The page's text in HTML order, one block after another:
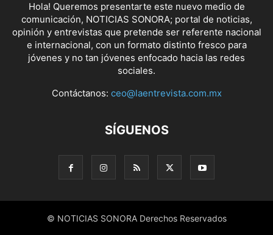
Hola! Queremos presentarte este nuevo medio de
comunicación, NOTICIAS SONORA; portal de noticias,
opinión y entrevistas que pretende ser referente nacional
e internacional, con un formato distinto fresco para
jóvenes y no tan jóvenes enfocado hacia las redes
sociales.
Contáctanos: ceo@laentrevista.com.mx
SÍGUENOS
© NOTICIAS SONORA Derechos Reservados